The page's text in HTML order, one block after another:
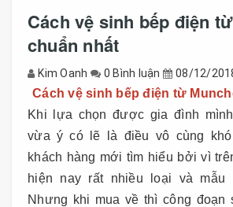
Cách vệ sinh bếp điện
chuẩn nhất
Kim Oanh 0 Bình luận 08/12/
Cách vệ sinh bếp điện từ
Khi lựa chọn được gia đình
vừa ý có lẽ là điều vô cùng
khách hàng mới tìm hiểu bởi vì
hiện nay rất nhiều loại và mẫu
Nhưng khi mua về thì công đoạn